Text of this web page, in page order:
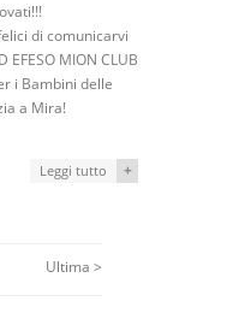
di comunicarvi
MION CLUB
i Bambini delle
a Mira!
Leggi tutto +
Ultima >